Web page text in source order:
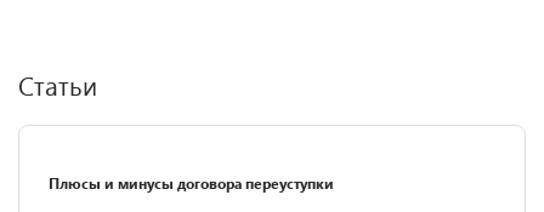
Статьи
Плюсы и минусы договора переуступки